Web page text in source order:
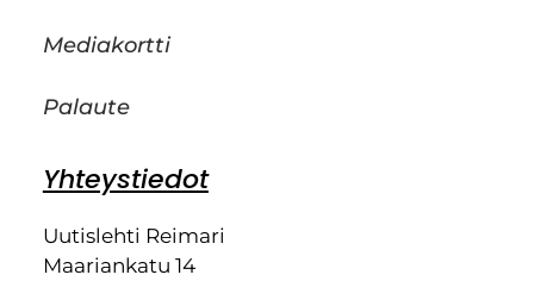
Mediakortti
Palaute
Yhteystiedot
Uutislehti Reimari
Maariankatu 14